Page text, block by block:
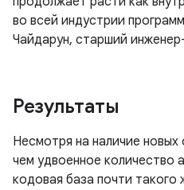
во всей индустрии
Чайдарун, старший
Результаты
Несмотря на наличие
чем удвоенное количество
кодовая база почти такого